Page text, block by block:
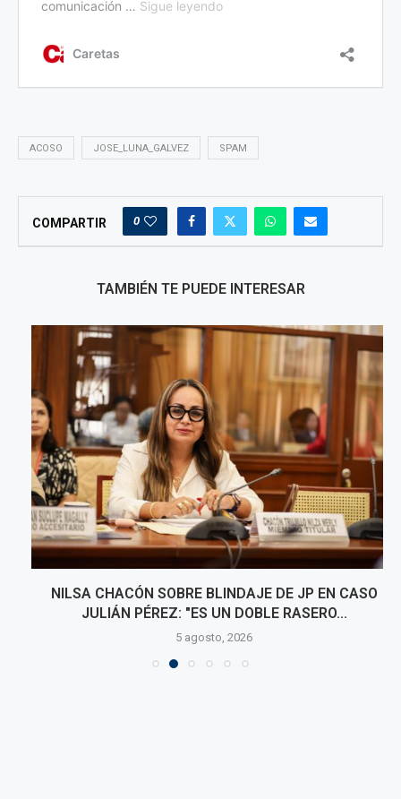
ACOSO JOSE_LUNA_GALVEZ SPAM
COMPARTIR 0
TAMBIÉN TE PUEDE INTERESAR
NILSA CHACÓN SOBRE BLINDAJE DE JP EN CASO
JULIÁN PÉREZ: "ES UN DOBLE RASERO...
5 agosto, 2026